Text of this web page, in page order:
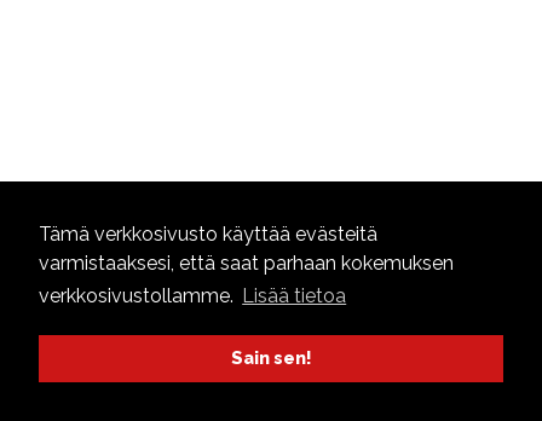
Tämä verkkosivusto käyttää evästeitä
varmistaaksesi, että saat parhaan kokemuksen
verkkosivustollamme. Lisää tietoa
Sain sen!